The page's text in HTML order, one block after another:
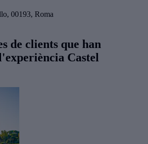
00193, Roma
de clients que han
Castel